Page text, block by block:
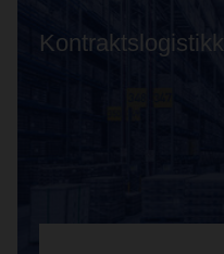
Kontraktslogistikk